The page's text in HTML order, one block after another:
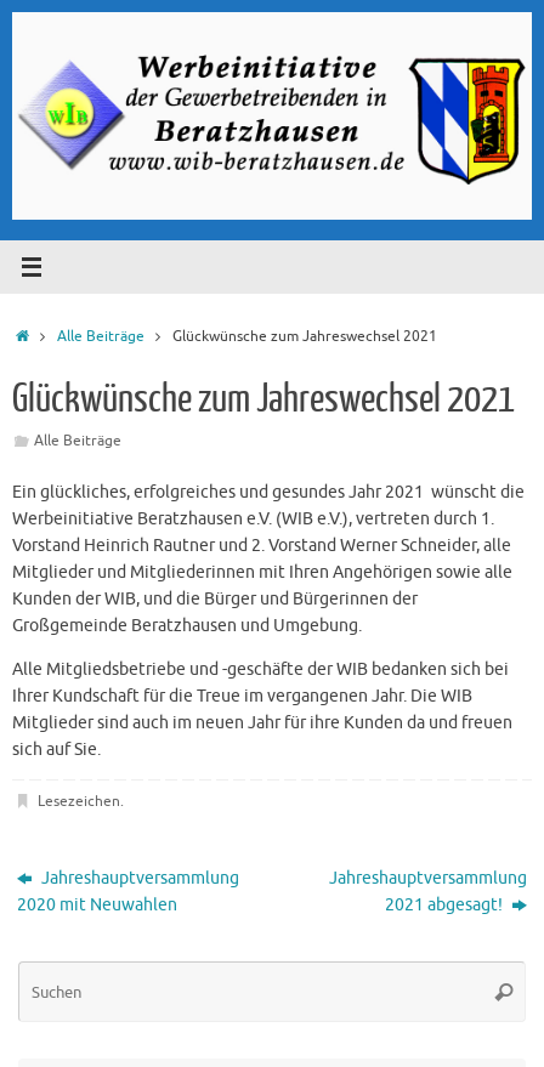
Zum
springen
StartAlle Beiträge Glückwünsche zum Jahreswechsel 2021
Glückwünsche zum Jahreswechsel 2021
Alle Beiträge
Ein glückliches, erfolgreiches und gesundes Jahr 2021 wünscht die
Werbeinitiative Beratzhausen e.V. (WIB e.V.), vertreten durch 1.
Vorstand Heinrich Rautner und 2. Vorstand Werner Schneider, alle
Mitglieder und Mitgliederinnen mit Ihren Angehörigen sowie alle
Kunden der WIB, und die Bürger und Bürgerinnen der
Großgemeinde Beratzhausen und Umgebung.
Alle Mitgliedsbetriebe und -geschäfte der WIB bedanken sich bei
Ihrer Kundschaft für die Treue im vergangenen Jahr. Die WIB
Mitglieder sind auch im neuen Jahr für ihre Kunden da und freuen
sich auf Sie.
Lesezeichen.
Jahreshauptversammlung
2020 mit Neuwahlen
Jahreshauptversammlung
2021 abgesagt!